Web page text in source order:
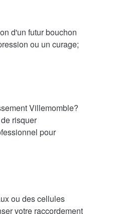
d'un futur bouchon
ou un curage;
Villemomble?
risquer
pour
ou des cellules
votre raccordement